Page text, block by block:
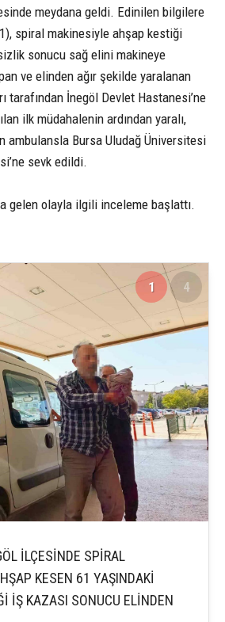
meydana geldi. Edinilen bilgilere
spiral makinesiyle ahşap kestiği
sonucu sağ elini makineye
ve elinden ağır şekilde yaralanan
tarafından İnegöl Devlet Hastanesi’ne
ilk müdahalenin ardından yaralı,
ambulansla Bursa Uludağ Üniversitesi
sevk edildi.
gelen olayla ilgili inceleme başlattı.
1 4
İLÇESİNDE SPİRAL
KESEN 61 YAŞINDAKİ
İŞ KAZASI SONUCU ELİNDEN